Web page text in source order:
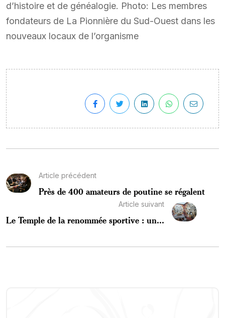
d’histoire et de généalogie. Photo: Les membres
fondateurs de La Pionnière du Sud-Ouest dans les
nouveaux locaux de l’organisme
Article précédent
Près de 400 amateurs de poutine se régalent
Article suivant
Le Temple de la renommée sportive : un...